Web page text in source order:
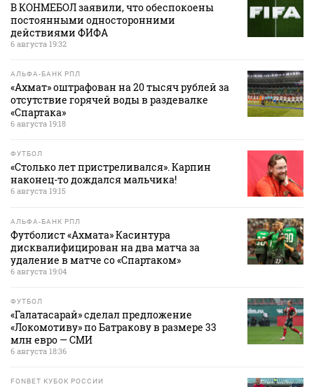
В КОНМЕБОЛ заявили, что обеспокоены
постоянными односторонними
действиями ФИФА
6 августа 19:32
АЛЬФА-БАНК РПЛ
«Ахмат» оштрафован на 20 тысяч рублей за
отсутствие горячей воды в раздевалке
«Спартака»
6 августа 19:18
ФУТБОЛ
«Столько лет пристреливался». Карпин
наконец-то дождался мальчика!
6 августа 19:15
АЛЬФА-БАНК РПЛ
Футболист «Ахмата» Касинтура
дисквалифицирован на два матча за
удаление в матче со «Спартаком»
6 августа 19:04
ФУТБОЛ
«Галатасарай» сделал предложение
«Локомотиву» по Батракову в размере 33
млн евро — СМИ
6 августа 18:36
FONBET КУБОК РОССИИ